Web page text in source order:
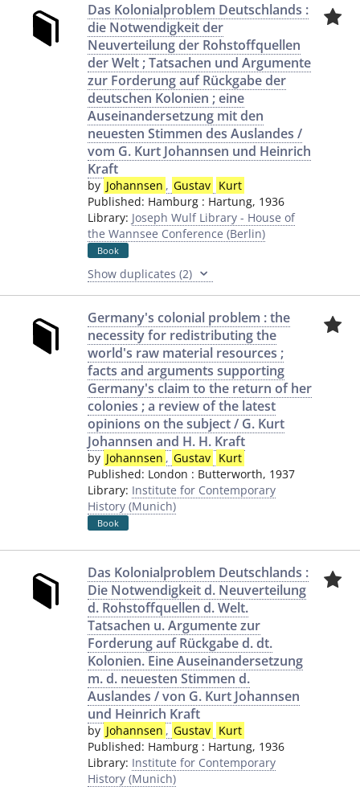
Das Kolonialproblem Deutschlands :
die Notwendigkeit der
Neuverteilung der Rohstoffquellen
der Welt ; Tatsachen und Argumente
zur Forderung auf Rückgabe der
deutschen Kolonien ; eine
Auseinandersetzung mit den
neuesten Stimmen des Auslandes /
vom G. Kurt Johannsen und Heinrich
Kraft
by Johannsen , Gustav Kurt
Published: Hamburg : Hartung, 1936
Library: Joseph Wulf Library - House of
the Wannsee Conference (Berlin)
Book
Show duplicates (2)
Germany's colonial problem : the
necessity for redistributing the
world's raw material resources ;
facts and arguments supporting
Germany's claim to the return of her
colonies ; a review of the latest
opinions on the subject / G. Kurt
Johannsen and H. H. Kraft
by Johannsen , Gustav Kurt
Published: London : Butterworth, 1937
Library: Institute for Contemporary
History (Munich)
Book
Das Kolonialproblem Deutschlands :
Die Notwendigkeit d. Neuverteilung
d. Rohstoffquellen d. Welt.
Tatsachen u. Argumente zur
Forderung auf Rückgabe d. dt.
Kolonien. Eine Auseinandersetzung
m. d. neuesten Stimmen d.
Auslandes / von G. Kurt Johannsen
und Heinrich Kraft
by Johannsen , Gustav Kurt
Published: Hamburg : Hartung, 1936
Library: Institute for Contemporary
History (Munich)